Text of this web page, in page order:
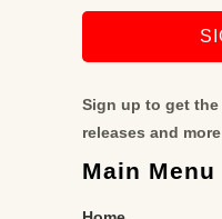
Sign up to get
releases and
Main Menu